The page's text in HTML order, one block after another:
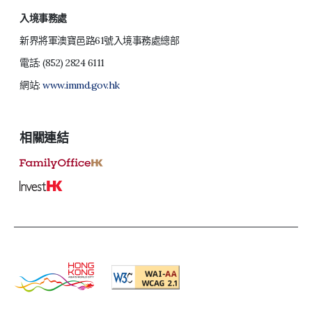
入境事務處
新界將軍澳寶邑路61號入境事務處總部
電話:(852) 2824 6111
網站:www.immd.gov.hk
相關連結